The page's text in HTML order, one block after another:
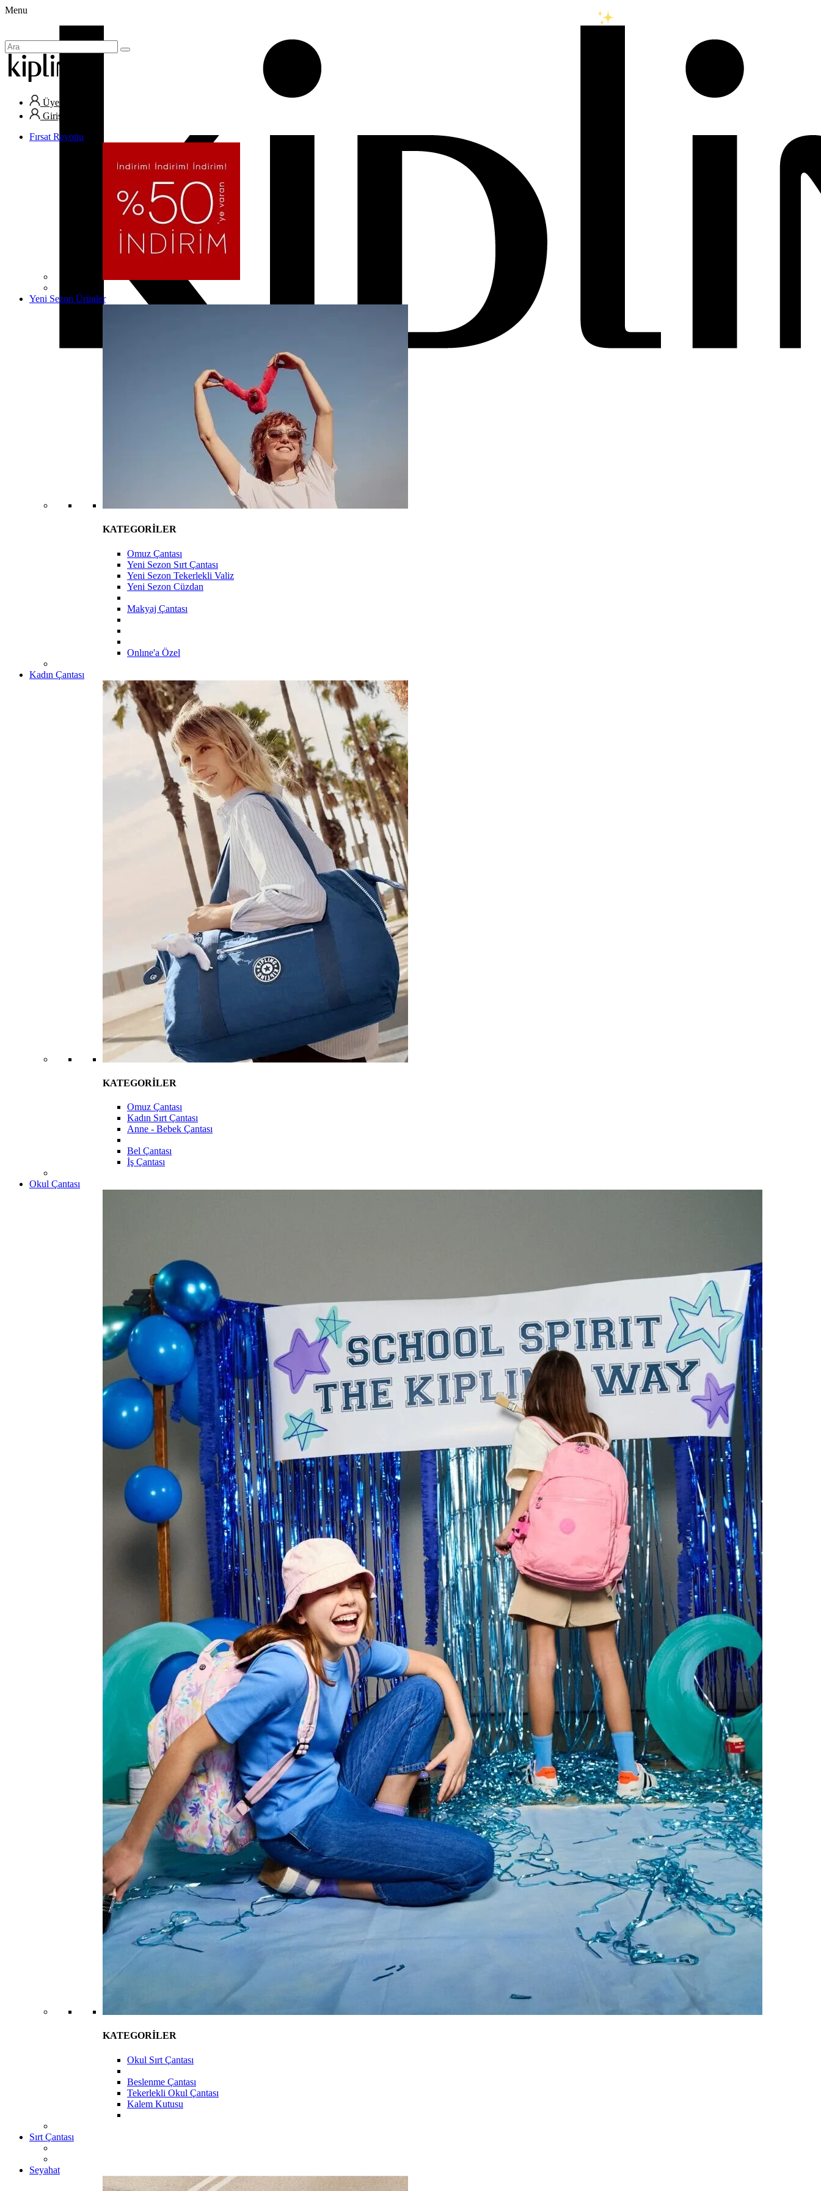
Menu
Üye Ol
Giriş Yap
Fırsat Reyonu
Yeni Sezon Ürünler
KATEGORİLER
Omuz Çantası
Yeni Sezon Sırt Çantası
Yeni Sezon Tekerlekli Valiz
Yeni Sezon Cüzdan
Makyaj Çantası
Onlıne'a Özel
Kadın Çantası
KATEGORİLER
Omuz Çantası
Kadın Sırt Çantası
Anne - Bebek Çantası
Bel Çantası
İş Çantası
Okul Çantası
KATEGORİLER
Okul Sırt Çantası
Beslenme Çantası
Tekerlekli Okul Çantası
Kalem Kutusu
Sırt Çantası
Seyahat